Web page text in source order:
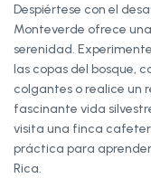
Despiértese con el
Monteverde ofrece
serenidad.
las copas del bosque,
colgantes o realice un
fascinante vida
visita una finca
práctica para aprender
Rica.